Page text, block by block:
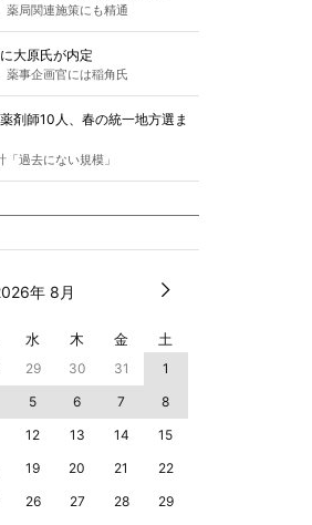
薬局関連施策にも精通
大原氏が内定
薬事企画官には稲角氏
剤師10人、春の統一地方選ま
「過去にない規模」
年 8月
水 木 金 土
29 30 31
1
5 6 7
8
12 13 14
15
19 20 21
22
26 27 28 29